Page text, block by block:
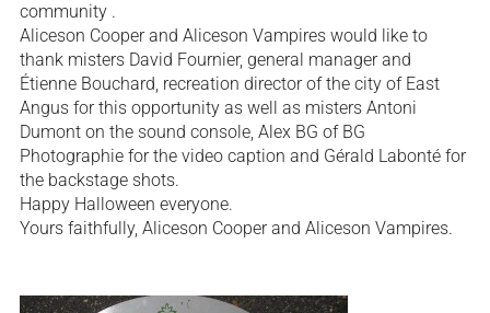
community .
Aliceson Cooper and Aliceson Vampires would like to
thank misters David Fournier, general manager and
Étienne Bouchard, recreation director of the city of East
Angus for this opportunity as well as misters Antoni
Dumont on the sound console, Alex BG of BG
Photographie for the video caption and Gérald Labonté for
the backstage shots.
Happy Halloween everyone.
Yours faithfully, Aliceson Cooper and Aliceson Vampires.